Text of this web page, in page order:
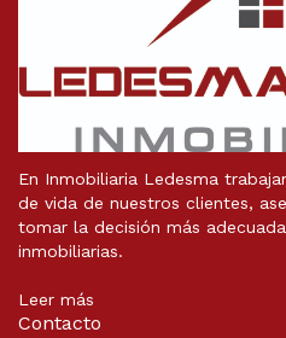
En Inmobiliaria Ledesma
de vida de nuestros clientes,
tomar la decisión más
inmobiliarias.
Leer más
Contacto